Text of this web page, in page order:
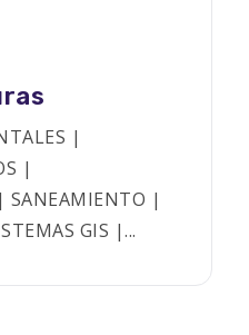
|
|
SANEAMIENTO |
GIS |...